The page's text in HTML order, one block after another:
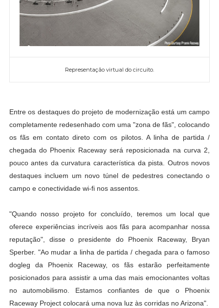
Representação virtual do circuito.
Entre os destaques do projeto de modernização está um campo
completamente redesenhado com uma "zona de fãs", colocando
os fãs em contato direto com os pilotos. A linha de partida /
chegada do Phoenix Raceway será reposicionada na curva 2,
pouco antes da curvatura característica da pista. Outros novos
destaques incluem um novo túnel de pedestres conectando o
campo e conectividade wi-fi nos assentos.
"Quando nosso projeto for concluído, teremos um local que
oferece experiências incríveis aos fãs para acompanhar nossa
reputação", disse o presidente do Phoenix Raceway, Bryan
Sperber. "Ao mudar a linha de partida / chegada para o famoso
dogleg da Phoenix Raceway, os fãs estarão perfeitamente
posicionados para assistir a uma das mais emocionantes voltas
no automobilismo. Estamos confiantes de que o Phoenix
Raceway Project colocará uma nova luz às corridas no Arizona".